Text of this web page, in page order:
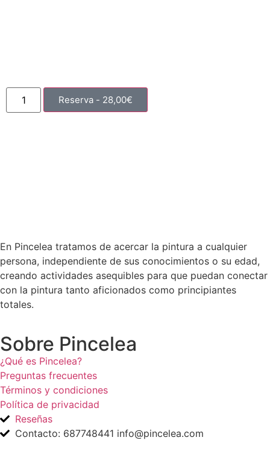
Reserva - 28,00€
En Pincelea tratamos de acercar la pintura a cualquier
persona, independiente de sus conocimientos o su edad,
creando actividades asequibles para que puedan conectar
con la pintura tanto aficionados como principiantes
totales.
Sobre Pincelea
¿Qué es Pincelea?
Preguntas frecuentes
Términos y condiciones
Política de privacidad
Reseñas
Contacto: 687748441 info@pincelea.com